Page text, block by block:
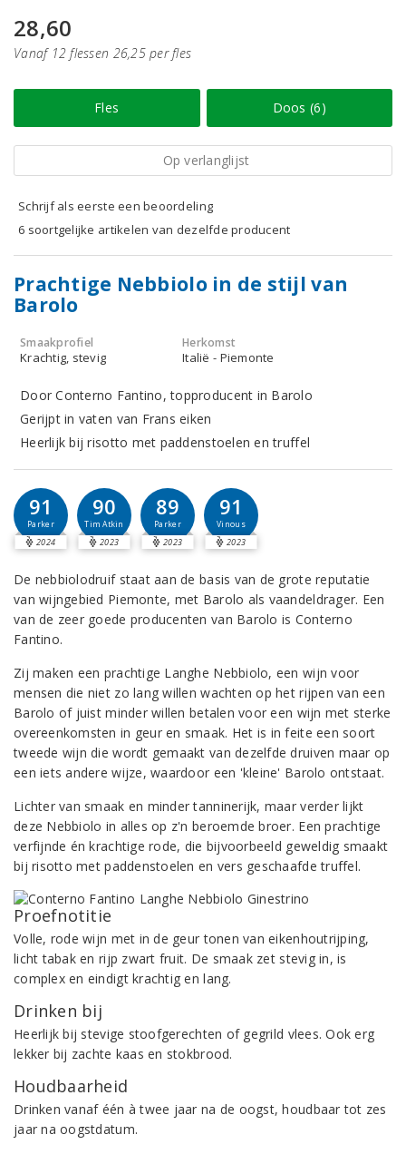
28,60
Vanaf 12 flessen 26,25 per fles
Fles Doos (6)
Op verlanglijst
Schrijf als eerste een beoordeling
6 soortgelijke artikelen van dezelfde producent
Prachtige Nebbiolo in de stijl van
Barolo
Smaakprofiel
Krachtig, stevig
Herkomst
Italië - Piemonte
Door Conterno Fantino, topproducent in Barolo
Gerijpt in vaten van Frans eiken
Heerlijk bij risotto met paddenstoelen en truffel
91
Parker
2024
90
Tim Atkin
2023
89
Parker
2023
91
Vinous
2023
De nebbiolodruif staat aan de basis van de grote reputatie
van wijngebied Piemonte, met Barolo als vaandeldrager. Een
van de zeer goede producenten van Barolo is Conterno
Fantino.
Zij maken een prachtige Langhe Nebbiolo, een wijn voor
mensen die niet zo lang willen wachten op het rijpen van een
Barolo of juist minder willen betalen voor een wijn met sterke
overeenkomsten in geur en smaak. Het is in feite een soort
tweede wijn die wordt gemaakt van dezelfde druiven maar op
een iets andere wijze, waardoor een 'kleine' Barolo ontstaat.
Lichter van smaak en minder tanninerijk, maar verder lijkt
deze Nebbiolo in alles op z'n beroemde broer. Een prachtige
verfijnde én krachtige rode, die bijvoorbeeld geweldig smaakt
bij risotto met paddenstoelen en vers geschaafde truffel.
Proefnotitie
Volle, rode wijn met in de geur tonen van eikenhoutrijping,
licht tabak en rijp zwart fruit. De smaak zet stevig in, is
complex en eindigt krachtig en lang.
Drinken bij
Heerlijk bij stevige stoofgerechten of gegrild vlees. Ook erg
lekker bij zachte kaas en stokbrood.
Houdbaarheid
Drinken vanaf één à twee jaar na de oogst, houdbaar tot zes
jaar na oogstdatum.